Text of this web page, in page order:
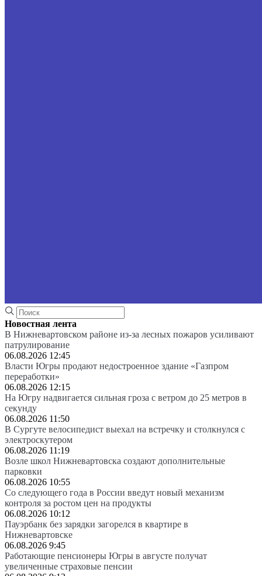
Новостная лента
В Нижневартовском районе из-за лесных пожаров усиливают
патрулирование
06.08.2026 12:45
Власти Югры продают недостроенное здание «Газпром
переработки»
06.08.2026 12:15
На Югру надвигается сильная гроза с ветром до 25 метров в
секунду
06.08.2026 11:50
В Сургуте велосипедист выехал на встречку и столкнулся с
электроскутером
06.08.2026 11:19
Возле школ Нижневартовска создают дополнительные
парковки
06.08.2026 10:55
Со следующего года в России введут новый механизм
контроля за ростом цен на продукты
06.08.2026 10:12
Пауэрбанк без зарядки загорелся в квартире в
Нижневартовске
06.08.2026 9:45
Работающие пенсионеры Югры в августе получат
увеличенные страховые пенсии